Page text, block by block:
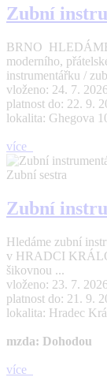
Zubní
BRNO
moderního,
instrumentářku /
vloženo: 24. 7.
platnost do: 22. 9.
lokalita: Ghegova
více
Zubní sestra
Zubní
Hledáme zubní
v HRADCI
šikovnou ...
vloženo: 23. 7.
platnost do: 21. 9.
lokalita: Hradec
mzda: Dohodou
více